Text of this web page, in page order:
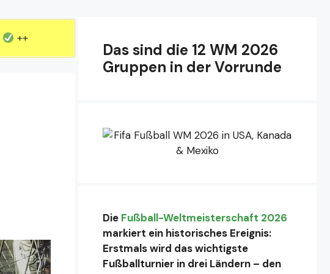
++
Das sind die 12 WM 2026
Gruppen in der Vorrunde
Die Fußball-Weltmeisterschaft 2026
markiert ein historisches Ereignis:
Erstmals wird das wichtigste
Fußballturnier in drei Ländern – den